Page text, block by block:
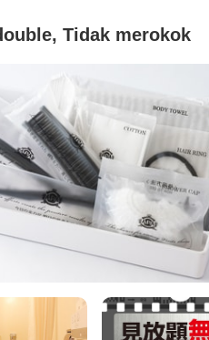
Tidak merokok